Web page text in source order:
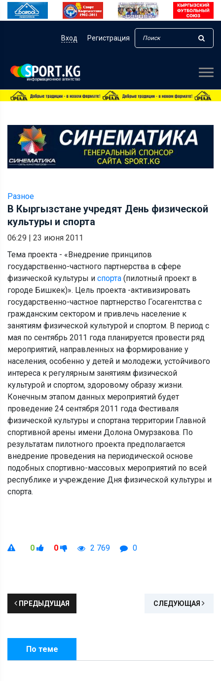
Вход Регистрация
Разное
В Кыргызстане учредят День физической
культуры и спорта
06:29 | 23 июня 2011
Тема проекта - «Внедрение принципов
государственно-частного партнерства в сфере
физической культуры и спорта (пилотный проект в
городе Бишкек)». Цель проекта -активизировать
государственно-частное партнерство Госагентства с
гражданским сектором и привлечь население к
занятиям физической культурой и спортом. В период с
мая по сентябрь 2011 года планируется провести ряд
мероприятий, направленных на формирование у
населения, особенно у детей и молодежи, устойчивого
интереса к регулярным занятиям физической
культурой и спортом, здоровому образу жизни.
Конечным этапом данных мероприятий будет
проведение 24 сентября 2011 года Фестиваля
физической культуры и спортана территории Главной
спортивной арены имени Долона Омурзакова. По
результатам пилотного проекта предполагается
внедрение проведения на периодической основе
подобных спортивно-массовых мероприятий по всей
республике и учреждение Дня физической культуры и
спорта.
0 0 2 769 0
ПРЕДЫДУЩАЯ СЛЕДУЮЩАЯ
По теме